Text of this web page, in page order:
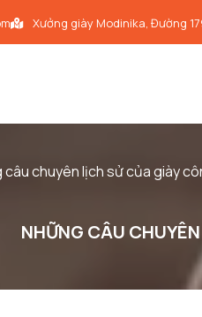
Xưởng giày Modinika, Đường
câu chuyên lịch sử của giày
NHỮNG CÂU